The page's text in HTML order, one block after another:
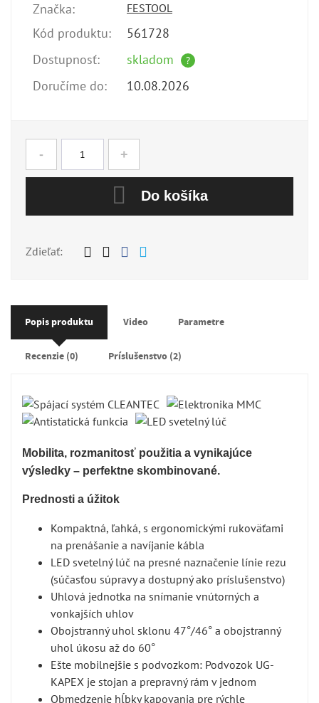
Značka: FESTOOL
Kód produktu:
561728
Dostupnosť:
skladom ?
Doručíme do: 10.08.2026
+
-
Do košíka
Zdieľať:
Popis produktu Video Parametre
Recenzie (0) Príslušenstvo (2)
Mobilita, rozmanitosť použitia a vynikajúce
výsledky – perfektne skombinované.
Prednosti a úžitok
Kompaktná, ľahká, s ergonomickými rukoväťami
na prenášanie a navíjanie kábla
LED svetelný lúč na presné naznačenie línie rezu
(súčasťou súpravy a dostupný ako príslušenstvo)
Uhlová jednotka na snímanie vnútorných a
vonkajších uhlov
Obojstranný uhol sklonu 47°/46° a obojstranný
uhol úkosu až do 60°
Ešte mobilnejšie s podvozkom: Podvozok UG-
KAPEX je stojan a prepravný rám v jednom
Obmedzenie hĺbky kapovania pre rýchle